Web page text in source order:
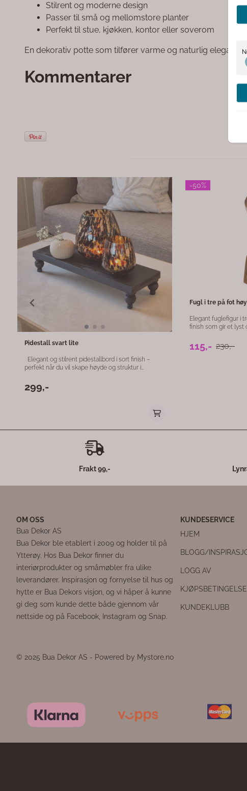
Stilrent og moderne design
Passer til små og mellomstore planter
Perfekt til stue, kjøkken, kontor eller soverom
En dekorativ potte som tilfører varme og naturlig eleganse
Kommentarer
Ugle oker keramikk 6cm
🦉 Produktbeskrivelse Gi interiøret et varmt og
naturlig preg med denne sjarmerende sittende
uglen i oker og beige keramikk. Den dekorative
figuren har et tidløst uttrykk og passer perfekt på
hyllen, vinduskarmen eller som en del av et koselig
stilleben. Uglen symboliserer visdom og ro – en
liten detalj som gir hjemmet personlighet og sjarm.
Spesifikasjoner: Materiale: Keramikk Farge: Oker /
beige Høyde: 6 cm Dekorativ figur med håndlaget
uttrykk Passer både moderne og klassisk interiør
89,-
-50%
Skje/øse
Skje/øse laget av
tidløst uttrykk. Hver
med små
Materiale:
Frakt 99,-
OM OSS
Bua Dekor AS
Bua Dekor ble etablert i 2009 og holder til på
Ytterøy. Hos Bua Dekor finner du
interiørprodukter og småmøbler fra ulike
leverandører. Inspirasjon og fornyelse til hus og
hytte er Bua Dekors visjon, og vi håper å kunne
gi deg som kunde dette både gjennom vår
nettside og på Facebook, Instagram og Snap.
© 2025 Bua Dekor AS - Powered by Mystore.no
KUNDESERVICE
HJEM
BLOGG/
LOGG AV
KUNDEKLUBB